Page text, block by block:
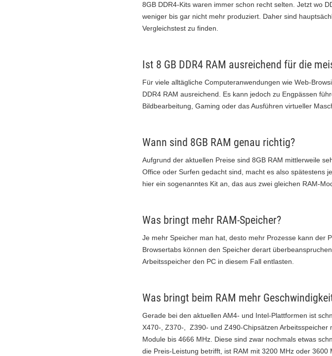
8GB DDR4-Kits waren immer schon recht selten. Jetzt wo
weniger bis gar nicht mehr produziert. Daher sind
Vergleichstest zu finden.
Ist 8 GB DDR4 RAM ausreichend für die
Für viele alltägliche Computeranwendungen wie Web-
DDR4 RAM ausreichend. Es kann jedoch zu Engpässen
Bildbearbeitung, Gaming oder das Ausführen virtueller
Wann sind 8GB RAM genau richtig?
Aufgrund der aktuellen Preise sind 8GB RAM mittlerweile
Office oder Surfen gedacht sind, macht es also spätestens
hier ein sogenanntes Kit an, das aus zwei gleichen RAM-
Was bringt mehr RAM-Speicher?
Je mehr Speicher man hat, desto mehr Prozesse kann der
Browsertabs können den Speicher derart
Arbeitsspeicher den PC in diesem Fall entlasten.
Was bringt beim RAM mehr
Gerade bei den aktuellen AM4- und Intel-Plattformen ist
X470-, Z370-, Z390- und Z490-Chipsätzen Arbeitsspeicher
Module bis 4666 MHz. Diese sind zwar nochmals etwas
die Preis-Leistung betrifft, ist RAM mit 3200 MHz oder 3600